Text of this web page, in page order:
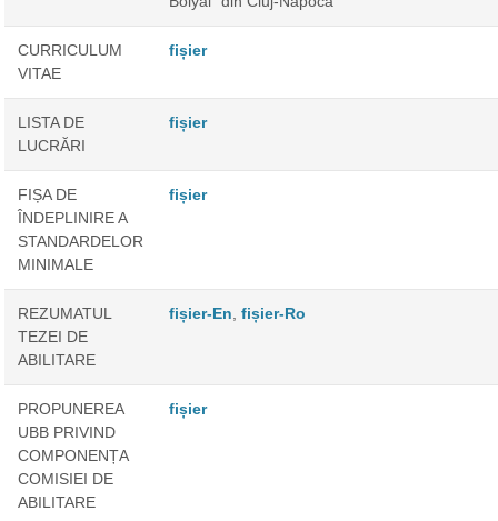
CURRICULUM
VITAE
fișier
LISTA DE
LUCRĂRI
fișier
FIȘA DE
ÎNDEPLINIRE A
STANDARDELOR
MINIMALE
fișier
REZUMATUL
TEZEI DE
ABILITARE
fișier-En fișier-Ro
PROPUNEREA
UBB PRIVIND
COMPONENȚA
COMISIEI DE
ABILITARE
fișier